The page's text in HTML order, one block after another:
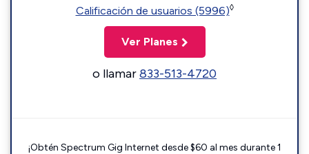
Calificación de usuarios (5996)◊
Ver Planes
o llamar833-513-4720
¡Obtén Spectrum Gig Internet desde $60 al mes durante 1